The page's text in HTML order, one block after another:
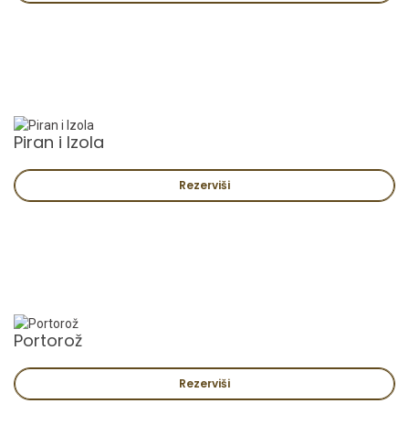
Piran i Izola
Rezerviši
Portorož
Rezerviši